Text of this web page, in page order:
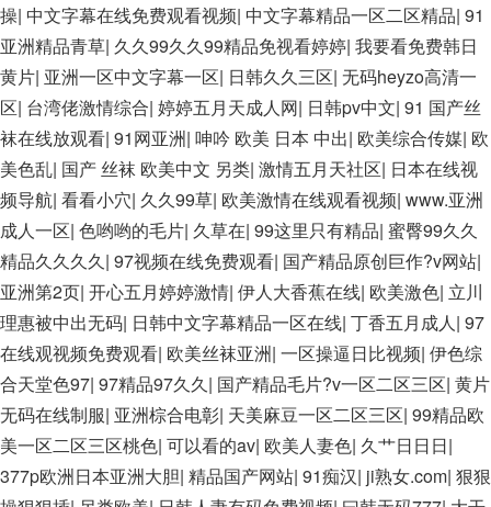
操| 中文字幕在线免费观看视频| 中文字幕精品一区二区精品| 91
亚洲精品青草| 久久99久久99精品免视看婷婷| 我要看免费韩日
黄片| 亚洲一区中文字幕一区| 日韩久久三区| 无码heyzo高清一
区| 台湾佬激情综合| 婷婷五月天成人网| 日韩pv中文| 91 国产丝
袜在线放观看| 91网亚洲| 呻吟 欧美 日本 中出| 欧美综合传媒| 欧
美色乱| 国产 丝袜 欧美中文 另类| 激情五月天社区| 日本在线视
频导航| 看看小穴| 久久99草| 欧美激情在线观看视频| www.亚洲
成人一区| 色哟哟的毛片| 久草在| 99这里只有精品| 蜜臀99久久
精品久久久久| 97视频在线免费观看| 国产精品原创巨作?v网站|
亚洲第2页| 开心五月婷婷激情| 伊人大香蕉在线| 欧美激色| 立川
理惠被中出无码| 日韩中文字幕精品一区在线| 丁香五月成人| 97
在线观视频免费观看| 欧美丝袜亚洲| 一区操逼日比视频| 伊色综
合天堂色97| 97精品97久久| 国产精品毛片?v一区二区三区| 黄片
无码在线制服| 亚洲棕合电彰| 天美麻豆一区二区三区| 99精品欧
美一区二区三区桃色| 可以看的av| 欧美人妻色| 久艹日日日|
377p欧洲日本亚洲大胆| 精品国产网站| 91痴汉| ji熟女.com| 狠狠